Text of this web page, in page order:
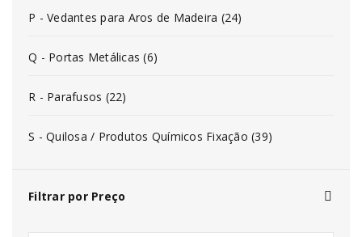
P - Vedantes para Aros de Madeira (24)
Q - Portas Metálicas (6)
R - Parafusos (22)
S - Quilosa / Produtos Químicos Fixação (39)
Filtrar por Preço